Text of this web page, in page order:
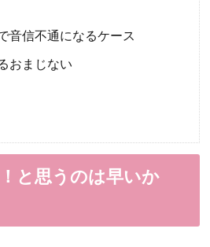
音信不通になるケース
おまじない